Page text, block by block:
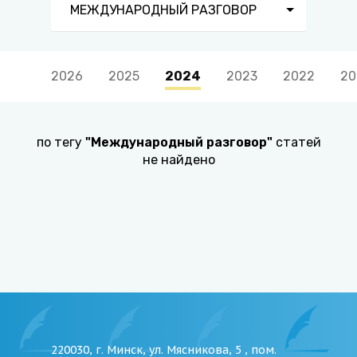
МЕЖДУНАРОДНЫЙ РАЗГОВОР
2026 2025 2024 2023 2022
по тегу "Международный разговор"статей
не найдено
220030, г. Минск, ул. Мясникова, 5 , пом.